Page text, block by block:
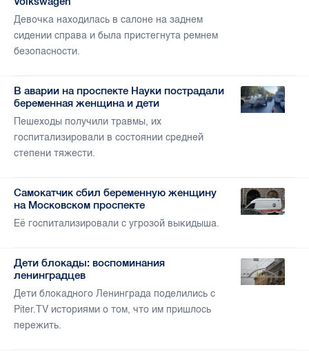
Девочка находилась в салоне на заднем
сидении справа и была пристегнута ремнем
безопасности.
В аварии на проспекте Науки пострадали
беременная женщина и дети
Пешеходы получили травмы, их
госпитализировали в состоянии средней
степени тяжести.
Самокатчик сбил беременную женщину
на Московском проспекте
Её госпитализировали с угрозой выкидыша.
Дети блокады: воспоминания
ленинградцев
Дети блокадного Ленинграда поделились с
Piter.TV историями о том, что им пришлось
пережить.